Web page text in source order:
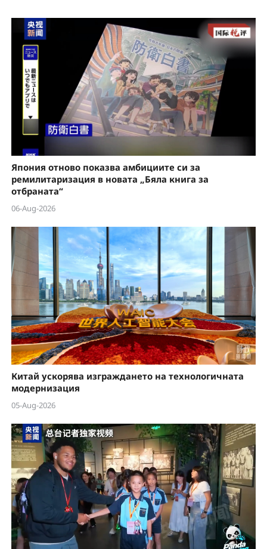
Япония отново показва амбициите си за
ремилитаризация в новата „Бяла книга за
отбраната“
06-Aug-2026
Китай ускорява изграждането на технологичната
модернизация
05-Aug-2026